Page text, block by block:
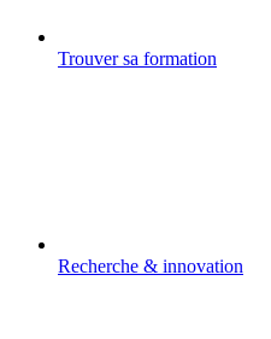
Trouver sa formation
Recherche & innovation